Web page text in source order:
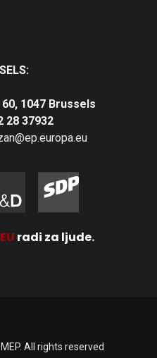
1047 Brussels
28 37932
EU radi za ljude.
All rights reserved